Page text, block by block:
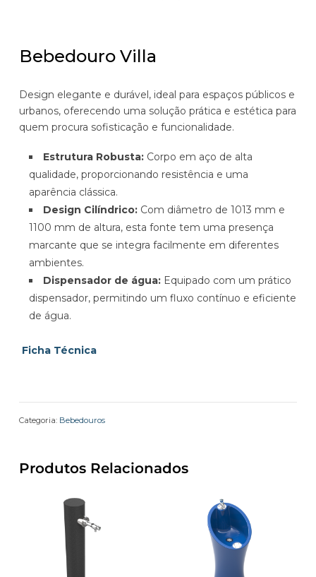
Bebedouro Villa
Design elegante e durável, ideal para espaços públicos e
urbanos, oferecendo uma solução prática e estética para
quem procura sofisticação e funcionalidade.
Estrutura Robusta:Corpo em aço de alta
qualidade, proporcionando resistência e uma
aparência clássica.
Design Cilíndrico:Com diâmetro de 1013 mm e
1100 mm de altura, esta fonte tem uma presença
marcante que se integra facilmente em diferentes
ambientes.
Dispensador de água:Equipado com um prático
dispensador, permitindo um fluxo contínuo e eficiente
de água.
Ficha Técnica
Categoria: Bebedouros
Produtos Relacionados